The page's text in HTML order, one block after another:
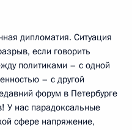
дипломатия. Ситуация
если говорить
политиками – с одной
– с другой
форум в Петербурге
У нас парадоксальные
сфере напряжение,